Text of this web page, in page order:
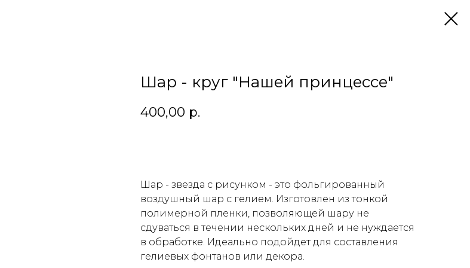
Шар - круг "Нашей принцессе"
400,00 р.
Шар - звезда с рисунком - это фольгированный
воздушный шар с гелием. Изготовлен из тонкой
полимерной пленки, позволяющей шару не
сдуваться в течении нескольких дней и не нуждается
в обработке. Идеально подойдет для составления
гелиевых фонтанов или декора.